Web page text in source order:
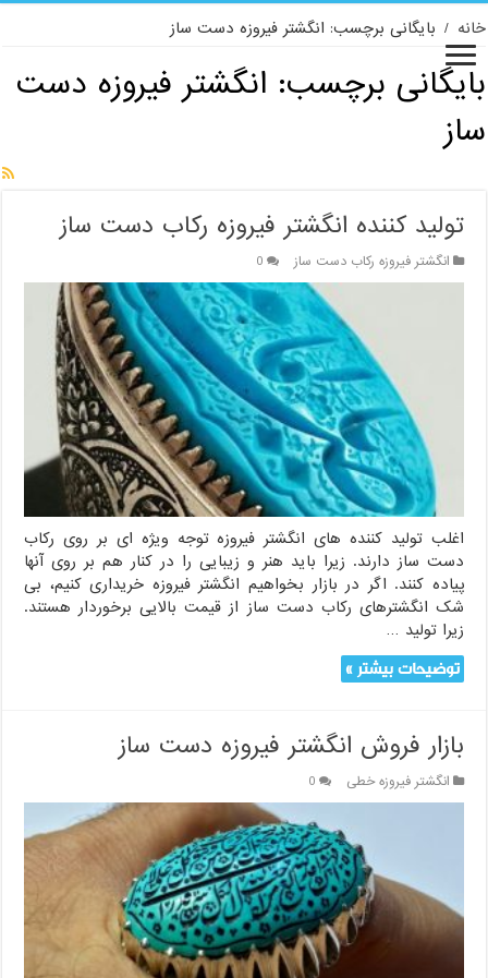
خانه / بایگانی برچسب: انگشتر فیروزه دست ساز
بایگانی برچسب: انگشتر فیروزه دست
ساز
تولید کننده انگشتر فیروزه رکاب دست ساز
انگشتر فیروزه رکاب دست ساز 0
اغلب تولید کننده های انگشتر فیروزه توجه ویژه ای بر روی رکاب
دست ساز دارند. زیرا باید هنر و زیبایی را در کنار هم بر روی آنها
پیاده کنند. اگر در بازار بخواهیم انگشتر فیروزه خریداری کنیم، بی
شک انگشترهای رکاب دست ساز از قیمت بالایی برخوردار هستند.
زیرا تولید …
توضیحات بیشتر »
بازار فروش انگشتر فیروزه دست ساز
انگشتر فیروزه خطی 0